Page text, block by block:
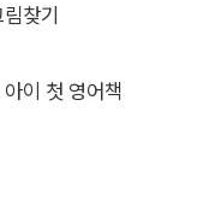
찾기
이 첫 영어책